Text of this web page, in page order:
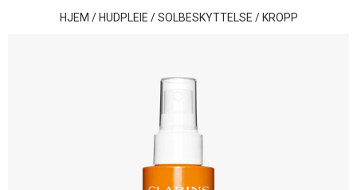
HJEM / HUDPLEIE /SOLBESKYTTELSE / KROPP